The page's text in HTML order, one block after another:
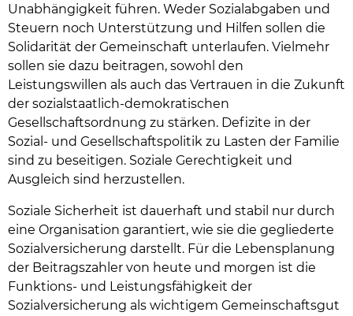
Unabhängigkeit führen. Weder Sozialabgaben und
Steuern noch Unterstützung und Hilfen sollen die
Solidarität der Gemeinschaft unterlaufen. Vielmehr
sollen sie dazu beitragen, sowohl den
Leistungswillen als auch das Vertrauen in die Zukunft
der sozialstaatlich-demokratischen
Gesellschaftsordnung zu stärken. Defizite in der
Sozial- und Gesellschaftspolitik zu Lasten der Familie
sind zu beseitigen. Soziale Gerechtigkeit und
Ausgleich sind herzustellen.
Soziale Sicherheit ist dauerhaft und stabil nur durch
eine Organisation garantiert, wie sie die gegliederte
Sozialversicherung darstellt. Für die Lebensplanung
der Beitragszahler von heute und morgen ist die
Funktions- und Leistungsfähigkeit der
Sozialversicherung als wichtigem Gemeinschaftsgut